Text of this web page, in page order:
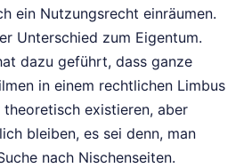
ein Nutzungsrecht einräumen.
Unterschied zum Eigentum.
dazu geführt, dass ganze
in einem rechtlichen Limbus
existieren, aber
bleiben, es sei denn, man
nach Nischenseiten.